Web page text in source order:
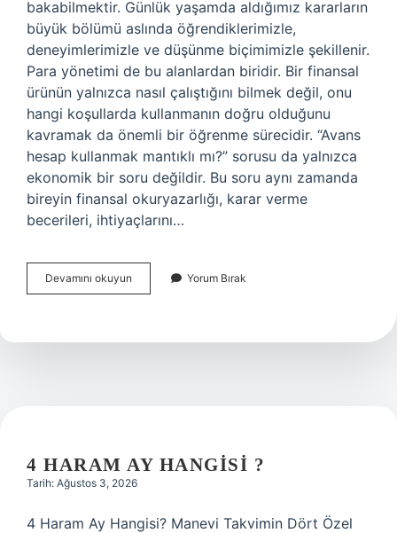
bakabilmektir. Günlük yaşamda aldığımız kararların
büyük bölümü aslında öğrendiklerimizle,
deneyimlerimizle ve düşünme biçimimizle şekillenir.
Para yönetimi de bu alanlardan biridir. Bir finansal
ürünün yalnızca nasıl çalıştığını bilmek değil, onu
hangi koşullarda kullanmanın doğru olduğunu
kavramak da önemli bir öğrenme sürecidir. “Avans
hesap kullanmak mantıklı mı?” sorusu da yalnızca
ekonomik bir soru değildir. Bu soru aynı zamanda
bireyin finansal okuryazarlığı, karar verme
becerileri, ihtiyaçlarını…
Devamını okuyun
hesap
mı
Yorum Bırak
4 HARAM AY HANGISI ?
Tarih: Ağustos 3, 2026
4 Haram Ay Hangisi? Manevi Takvimin Dört Özel